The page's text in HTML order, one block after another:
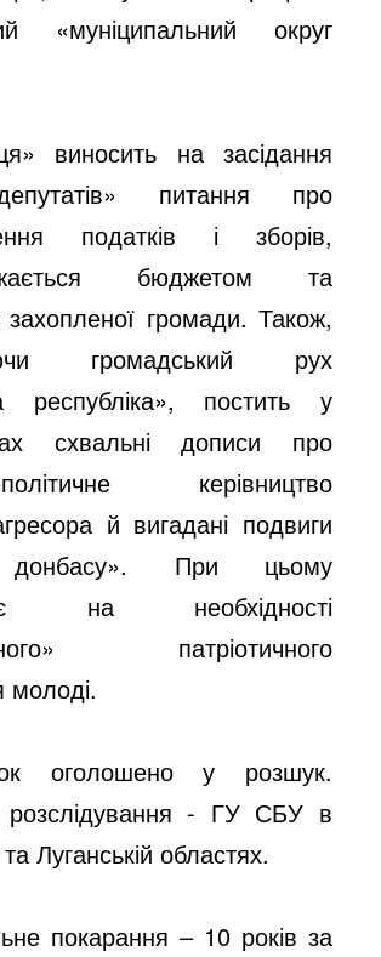
«муніципальний округ
виносить на засідання
питання про
податків і зборів,
бюджетом та
захопленої громади. Також,
громадський рух
республіка», постить у
схвальні дописи про
політичне керівництво
й вигадані подвиги
донбасу». При цьому
на необхідності
патріотичного
молоді.
оголошено у розшук.
розслідування - ГУ СБУ в
Луганській областях.
покарання – 10 років за